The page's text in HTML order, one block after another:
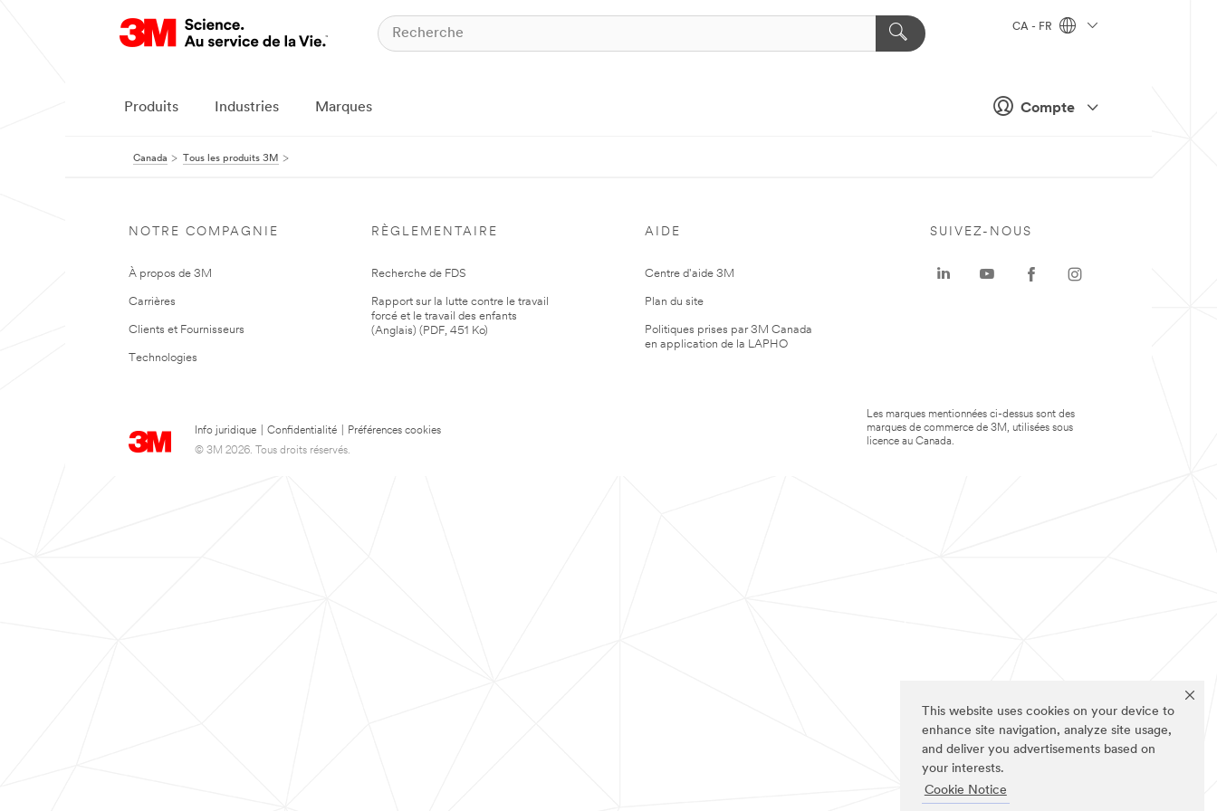
This website uses cookies on your device to
enhance site navigation, analyze site usage,
and deliver you advertisements based on
your interests.
Cookie Notice
Compte
CA - FR
Produits Industries Marques
Canada Tous les produits 3M
NOTRE COMPAGNIE
À propos de 3M
Carrières
Clients et Fournisseurs
Technologies
RÈGLEMENTAIRE
Recherche de FDS
Rapport sur la lutte contre le travail
forcé et le travail des enfants
(Anglais) (PDF, 451 Ko)
AIDE
Centre d'aide 3M
Plan du site
Politiques prises par 3M Canada
en application de la LAPHO
Info juridique Confidentialité
Préférences cookies
© 3M 2026. Tous droits réservés.
SUIVEZ-NOUS
Les marques mentionnées ci-dessus sont des
marques de commerce de 3M, utilisées sous
licence au Canada.